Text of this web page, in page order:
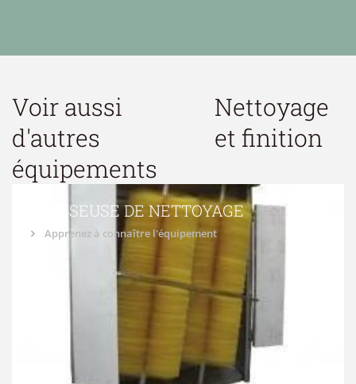
Voir aussi
d'autres
équipements
Nettoyage
et finition
BROSSEUSE DE NETTOYAGE
Apprenez à connaître l'équipement